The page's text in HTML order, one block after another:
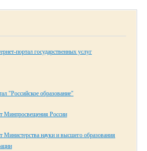
портал государственных услуг
"Российское образование"
Минпросвещения России
Министерства науки и высшего образования